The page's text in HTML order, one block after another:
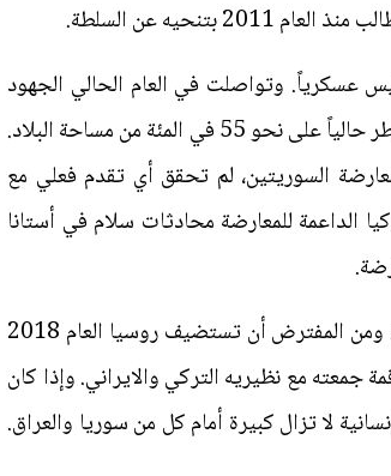
عن السلطة.
عسكرياً. وتواصلت في العام الحالي الجهود
الدولية للتوصل الى تسوية، بالتزامن مع انتصارات ميدانية حققها الجيش بدعم روسيا. وبات يسيطر حالياً على نحو 55 في المئة من مساحة البلاد.
الحكومة والمعارضة السوريتين، لم تحقق أي تقدم فعلي مع
الداعمة للمعارضة محادثات سلام في أستانا
وشهدت تلك المناطق تراجعاً كبيراً في نسبة العنف رغم الانتهاكات، مقارنة مع السنوات الماضية. ومن المفترض أن تستضيف روسيا العام 2018
جمعته مع نظيريه التركي والايراني. وإذا كان
340 ألف شخص، لكن التحديات الإنسانية لا تزال كبيرة أمام كل من سوريا والعراق.